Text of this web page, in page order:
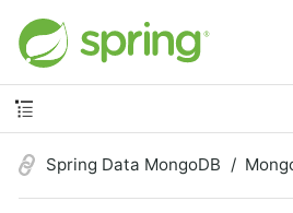
Spring Data MongoDB